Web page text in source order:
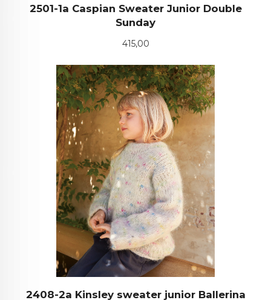
2501-1a Caspian Sweater Junior Double
Sunday
Pris
415,00
2408-2a Kinsley sweater junior Ballerina